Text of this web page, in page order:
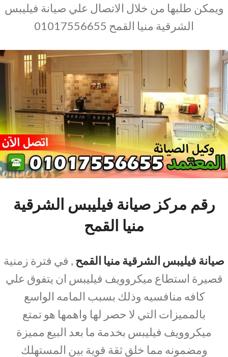
ويمكن طلبها من خلال الاتصال علي صيانة فيليبس
الشرقية منيا القمح 01017556655
رقم مركز صيانة فيليبس الشرقية
منيا القمح
صيانة فيليبس الشرقية منيا القمح , في فترة زمنية
قصيرة استطاع ميكروويف فيليبس ان يتفوق علي
كافه منافسيه وذلك بسبب المامه الواسع
بالمميزات التي لا حصر لها واهمها هو تمتع
ميكروويف فيليبس بخدمة ما بعد البيع مميزة
ومضمونه مما خلق ثقة قوية بين المستهلك